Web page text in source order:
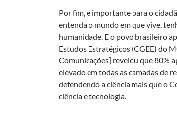
Por fim, é importante para o
entenda o mundo em que vive,
humanidade. E o povo brasileiro
Estudos Estratégicos (CGEE) do
Comunicações] revelou que 80%
elevado em todas as camadas de
defendendo a ciência mais que o
ciência e tecnologia.